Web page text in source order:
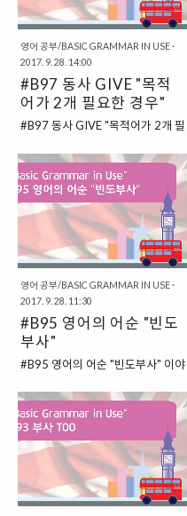
"I..사용되는 전치사랍니다. # FROM
= ~부터 / TO = ~까지, ~로 우선 먼
저 "FROM / TO"를 살펴보도록 하
면, FROM은 "어디에서부터"라는
의미로 쓰인답니다. 그리고 TO는
"어디까지" 혹은 "~로"라는 의미로
사용되는 것이지요. 그래서 편지를
로 사용하고, 받는 사람을 "TO"로
사용하는 것이랍니다. 그리고 이 표
현은 특정한 기간을 가리키는 데 사
용되기도 한답니다. 2000년부터
2010년까지라고 한..
영어 공부/BASIC GRAMMAR IN USE·
2017. 9. 28. 14:00
#B97 동사 GIVE "목적
어가 2개 필요한 경우"
#B97 동사 GIVE "목적어가 2개 필
영어 문장이 "주어 + 동사 + 목적
어"로 이루어진다는 이야기를 했습
니다. 물론, 특수한 경우에는 "주어
+ 동사"로만 쓰이기도 하는 경우도
있었지만 말이죠. 물론, 더 나악가서
본다면, "주어 + BE 동사 + 형용
사"의 형태로 쓰이는 문장도 있기도
할 것입니다. 하지만, 이번에는 그러
한 것들보다는 "주어 + 동사 + 목적
어"의 형태로 쓰이는데, 목적어가 2
개 필요한 경우에 대해서 살펴보도
록 하지요. 그래서 이 경우를 살펴보
면, "주어 + 동사 + 목적어 + 목적
어"의 형태로 나타내 볼 수 있을 것
입니다. # 목적어가 2개 필요한 동
사의 경우에는 어떻게 할까? 이렇게
목적어가 2개 필요한 동사가 있습
니다. 대표적인 동사가 바로..
영어 공부/BASIC GRAMMAR IN USE·
2017. 9. 28. 11:30
#B95 영어의 어순 "빈도
부사"
#B95 영어의 어순 "빈도부사" 이야
자주 하는지 이야기를 할 때가 있습
니다. 어떤 특정한 것을 "매일" 할 수
도 있을 것이고, 가끔씩 할 때도 있
을 것이지요. 물론 경우에 따라서 전
혀 하지 않기도 하고 말이죠. 이렇게
무언가를 "얼마나 자주"하는지에 대
해서 이야기할 때 필요한 단어들이